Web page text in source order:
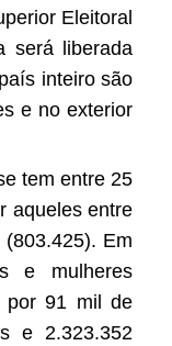
Eleitoral
será liberada
inteiro são
e no exterior
tem entre 25
aqueles entre
Em
e mulheres
por 91 mil de
e 2.323.352